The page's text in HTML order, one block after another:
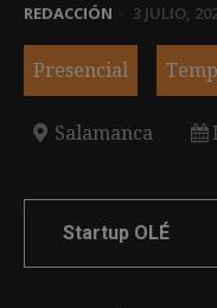
REDACCIÓN 3 JULIO,
Presencial
Salamanca
Startup OLÉ